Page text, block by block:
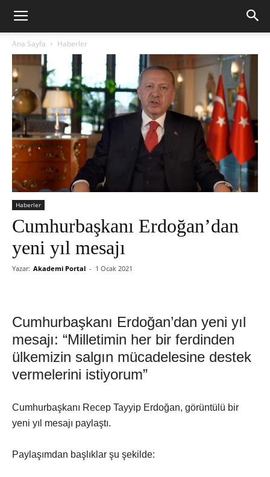
Ana Sayfa Haberler
Haberler
Cumhurbaşkanı Erdoğan’dan
yeni yıl mesajı
Yazar: Akademi Portal - 1 Ocak 2021
Cumhurbaşkanı Erdoğan’dan yeni yıl
mesajı: “Milletimin her bir ferdinden
ülkemizin salgın mücadelesine destek
vermelerini istiyorum”
Cumhurbaşkanı Recep Tayyip Erdoğan, görüntülü bir
yeni yıl mesajı paylaştı.
Paylaşımdan başlıklar şu şekilde: